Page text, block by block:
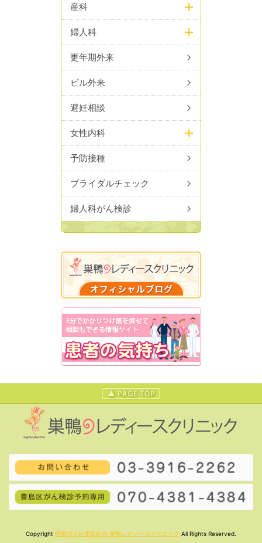
産科
婦人科
更年期外来
ピル外来
避妊相談
女性内科
予防接種
ブライダルチェック
婦人科がん検診
当日の診察の順番待ちをインターネット（携帯電話・ス
マートフォン・パソコン）で予約することができます。
なお、順番待ち予約を行わなくても、診療時間内にご来
院いただければ、診察いたします。
順番待ち予約についての詳細は をご覧ください。
赤ちゃんの４D超音波について
お問い合わせいただいておりました、他院にて妊婦健診
中の方を対象とした４D超音波を始めました。予約制
（主に土曜日）となりますので、料金など、予約をご希
望の方はお電話でお問い合わせください。
平成26年10月20日（月）にJR巣鴨駅より徒歩1分のと
ころに「巣鴨レディースクリニック」を新規開院致しま
した。婦人科・産婦人科・女性内科の診療を行います。
どうぞよろしくお願い申し上げます。
Copyright 医療法人社団朱紡会 巣鴨レディースクリニック All Rights Reserved.